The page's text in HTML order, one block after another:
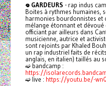
𖦹 GARDEURS - rap indus
Boites à rythmes humaines,
harmonies bourdonnistes et
mélange étonnant et
officiant par ailleurs dans
musicienne, autrice et
sont rejoints par Khaled
un rap industriel faits de
anglais, en italien) taillés au
➫ bandcamp :
https://
➫ live : https://youtu.be/-